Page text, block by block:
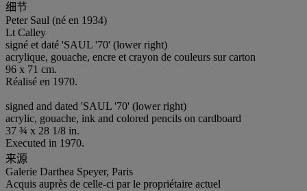
细节
Peter Saul (né en 1934)
Lt Calley
signé et daté 'SAUL '70' (lower right)
acrylique, gouache, encre et crayon de couleurs sur carton
96 x 71 cm.
Réalisé en 1970.
signed and dated 'SAUL '70' (lower right)
acrylic, gouache, ink and colored pencils on cardboard
37 ¾ x 28 1/8 in.
Executed in 1970.
来源
Galerie Darthea Speyer, Paris
Acquis auprès de celle-ci par le propriétaire actuel